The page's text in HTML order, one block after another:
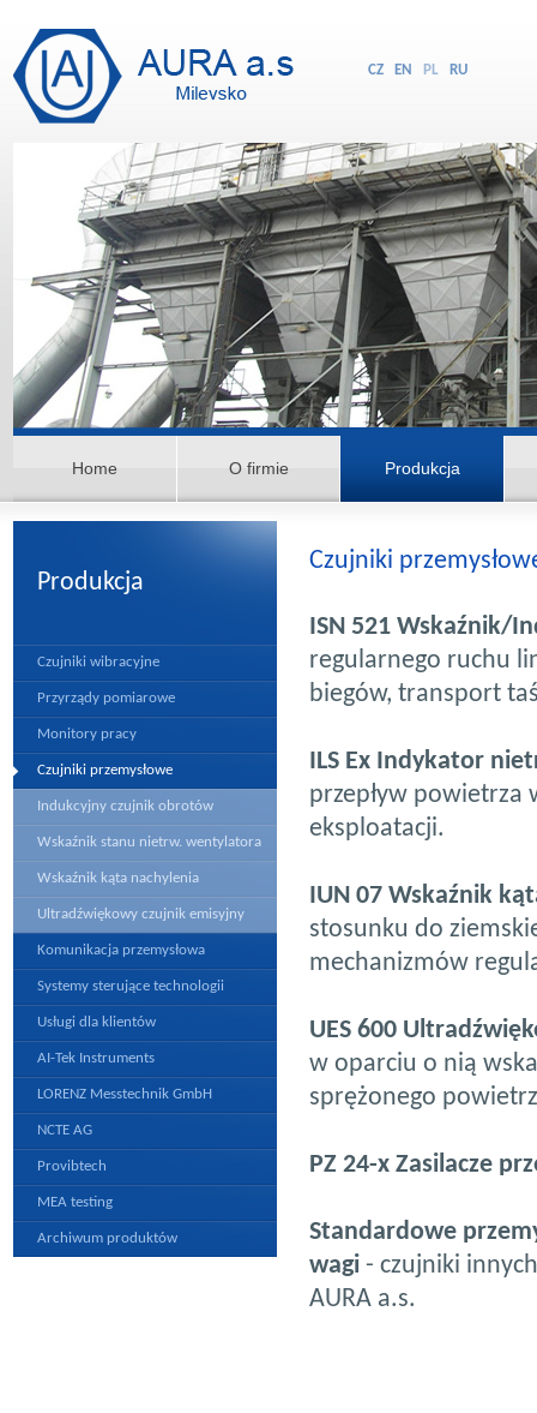
CZ EN PL RU
Home O firmie Produkcja
Produkcja
Czujniki wibracyjne
Przyrządy pomiarowe
Monitory pracy
Czujniki przemysłowe
Indukcyjny czujnik obrotów
Wskaźnik stanu nietrw. wentylatora
Wskaźnik kąta nachylenia
Ultradźwiękowy czujnik emisyjny
Komunikacja przemysłowa
Systemy sterujące technologii
Usługi dla klientów
AI-Tek Instruments
LORENZ Messtechnik GmbH
NCTE AG
Provibtech
MEA testing
Archiwum produktów
Czujniki
ISN 521 Wskaźnik/
regularnego ruchu
biegów, transport
ILS Ex Indykator
przepływ powietrza
eksploatacji.
IUN 07 Wskaźnik
stosunku do
mechanizmów
UES 600
w oparciu o nią
sprężonego
PZ 24-x Zasilacze
Standardowe
wagi - czujniki
AURA a.s.